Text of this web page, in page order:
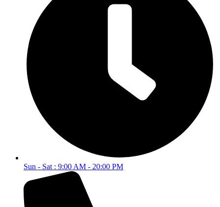
Sun - Sat : 9:00 AM - 20:00 PM